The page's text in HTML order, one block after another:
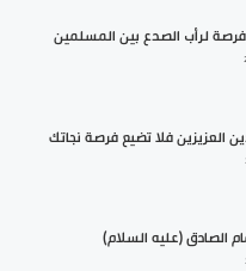
لرأب الصدع بين المسلمين
العزيزين فلا تضيع فرصة نجاتك
الصادق (عليه السلام)